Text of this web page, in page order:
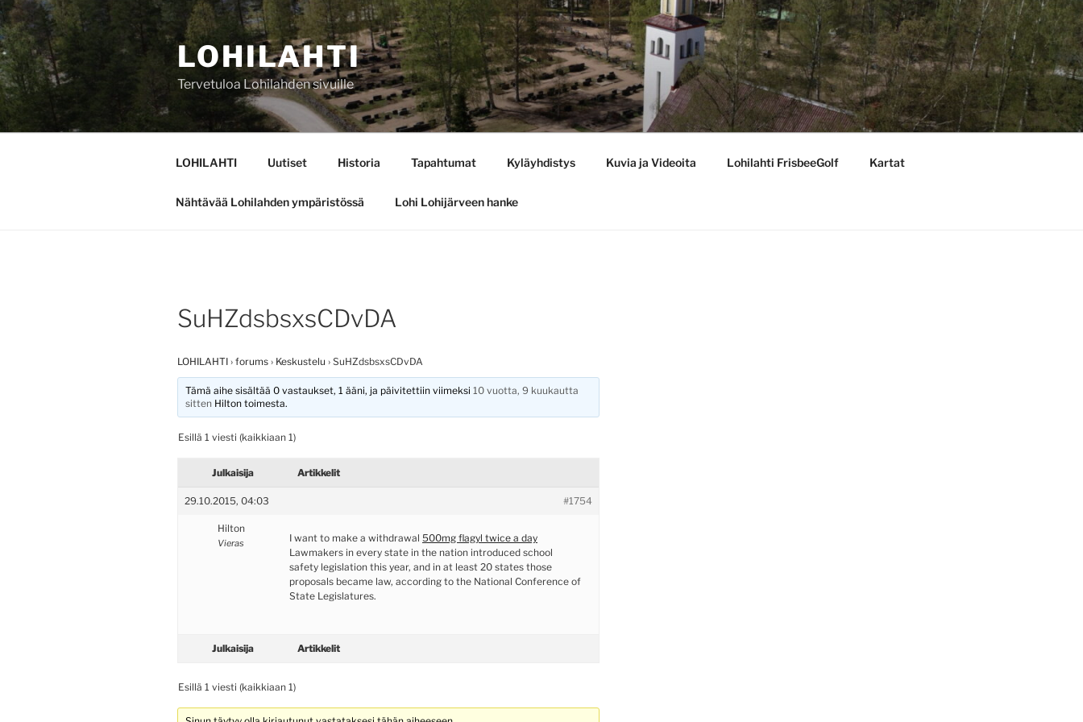
Siirry
sisältöön
LOHILAHTI
Tervetuloa Lohilahden sivuille
LOHILAHTI Uutiset Historia Tapahtumat Kyläyhdistys Kuvia ja Videoita Lohilahti FrisbeeGolf Kartat
Nähtävää Lohilahden ympäristössä Lohi Lohijärveen hanke
SuHZdsbsxsCDvDA
LOHILAHTI › forums › Keskustelu › SuHZdsbsxsCDvDA
Tämä aihe sisältää 0 vastaukset, 1 ääni, ja päivitettiin viimeksi10 vuotta, 9 kuukautta
sitten Hilton toimesta.
Esillä 1 viesti (kaikkiaan 1)
Julkaisija Artikkelit
29.10.2015, 04:03 #1754
Hilton
Vieras I want to make a withdrawal 500mg flagyl twice a day
Lawmakers in every state in the nation introduced school
safety legislation this year, and in at least 20 states those
proposals became law, according to the National Conference of
State Legislatures.
Julkaisija Artikkelit
Esillä 1 viesti (kaikkiaan 1)